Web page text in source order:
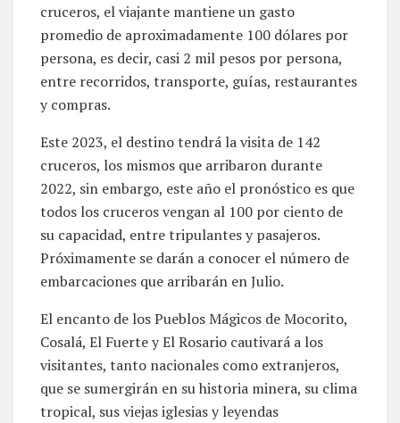
cruceros, el viajante mantiene un gasto
promedio de aproximadamente 100 dólares por
persona, es decir, casi 2 mil pesos por persona,
entre recorridos, transporte, guías, restaurantes
y compras.
Este 2023, el destino tendrá la visita de 142
cruceros, los mismos que arribaron durante
2022, sin embargo, este año el pronóstico es que
todos los cruceros vengan al 100 por ciento de
su capacidad, entre tripulantes y pasajeros.
Próximamente se darán a conocer el número de
embarcaciones que arribarán en Julio.
El encanto de los Pueblos Mágicos de Mocorito,
Cosalá, El Fuerte y El Rosario cautivará a los
visitantes, tanto nacionales como extranjeros,
que se sumergirán en su historia minera, su clima
tropical, sus viejas iglesias y leyendas